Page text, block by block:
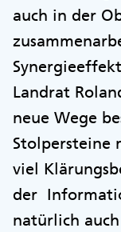
auch in der
Landrat
neue Wege
Stolpersteine
viel
der
natürlich